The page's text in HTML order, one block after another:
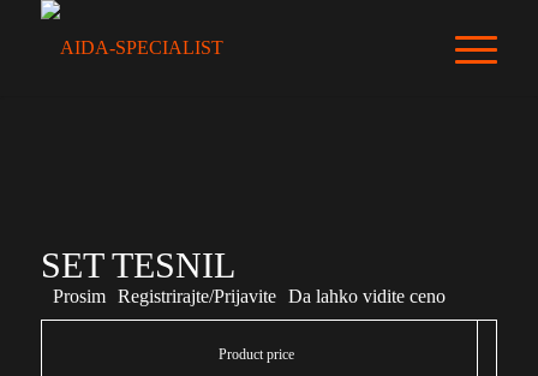
SET TESNIL
Prosim Registrirajte/Prijavite Da lahko vidite ceno
Product price